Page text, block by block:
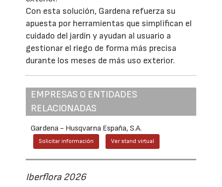
Con esta solución, Gardena refuerza su
apuesta por herramientas que simplifican el
cuidado del jardín y ayudan al usuario a
gestionar el riego de forma más precisa
durante los meses de más uso exterior.
EMPRESAS O ENTIDADES
RELACIONADAS
Gardena - Husqvarna España, S.A.
Solicitar información Ver stand virtual
Iberflora 2026